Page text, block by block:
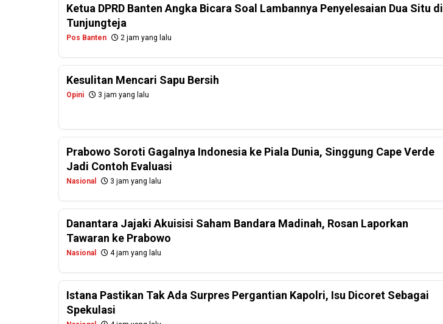
Ketua DPRD Banten Angka Bicara Soal Lambannya Penyelesaian Dua Situ di
Tunjungteja
Pos Banten 2 jam yang lalu
Kesulitan Mencari Sapu Bersih
Opini 3 jam yang lalu
Prabowo Soroti Gagalnya Indonesia ke Piala Dunia, Singgung Cape Verde
Jadi Contoh Evaluasi
Nasional 3 jam yang lalu
Danantara Jajaki Akuisisi Saham Bandara Madinah, Rosan Laporkan
Tawaran ke Prabowo
Nasional 4 jam yang lalu
Istana Pastikan Tak Ada Surpres Pergantian Kapolri, Isu Dicoret Sebagai
Spekulasi